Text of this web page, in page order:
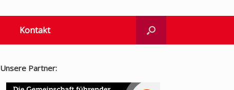
Kontakt
Unsere Partner: